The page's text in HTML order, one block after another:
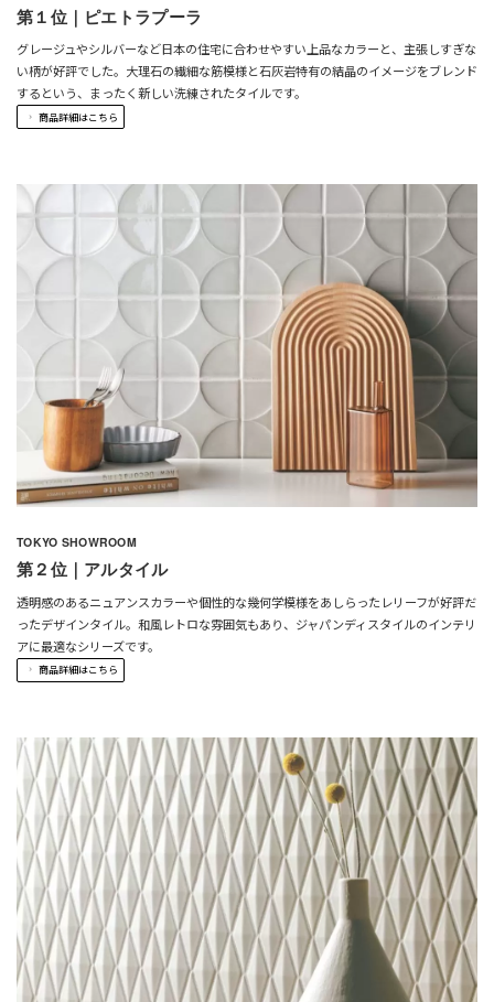
第１位｜ピエトラプーラ
グレージュやシルバーなど日本の住宅に合わせやすい上品なカラーと、主張しすぎな
い柄が好評でした。大理石の繊細な筋模様と石灰岩特有の結晶のイメージをブレンド
するという、まったく新しい洗練されたタイルです。
商品詳細はこちら
TOKYO SHOWROOM
第２位｜アルタイル
透明感のあるニュアンスカラーや個性的な幾何学模様をあしらったレリーフが好評だ
ったデザインタイル。 和風レトロな雰囲気もあり、ジャパンディスタイルのインテリ
アに最適なシリーズです。
商品詳細はこちら